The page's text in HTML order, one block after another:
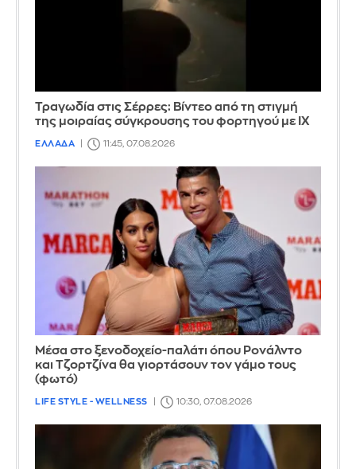
Τραγωδία στις Σέρρες: Βίντεο από τη στιγμή
της μοιραίας σύγκρουσης του φορτηγού με ΙΧ
ΕΛΛΑΔΑ 11:45, 07.08.2026
Μέσα στο ξενοδοχείο-παλάτι όπου Ρονάλντο
και Τζορτζίνα θα γιορτάσουν τον γάμο τους
(φωτό)
LIFE STYLE - WELLNESS 10:30, 07.08.2026